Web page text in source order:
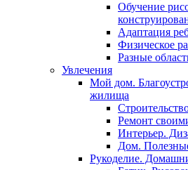
Обучение
Адаптация
Физическое
Разные
Увлечения
Мой дом.
жилища
Ремонт
Интерьер.
Дом.
Рукоделие.